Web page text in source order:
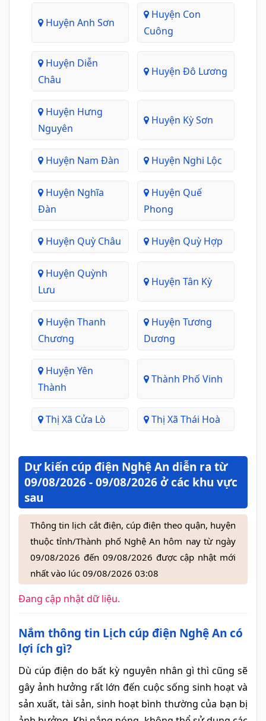
Huyện Anh Sơn
Huyện Con
Cuông
Huyện Diễn
Châu
Huyện Đô Lương
Huyện Hưng
Nguyên
Huyện Kỳ Sơn
Huyện Nam Đàn Huyện Nghi Lộc
Huyện Nghĩa
Đàn
Huyện Quế
Phong
Huyện Quỳ Châu Huyện Quỳ Hợp
Huyện Quỳnh
Lưu
Huyện Tân Kỳ
Huyện Thanh
Chương
Huyện Tương
Dương
Huyện Yên
Thành
Thành Phố Vinh
Thị Xã Cửa Lò Thị Xã Thái Hoà
Dự kiến cúp điện Nghệ An diễn ra từ
09/08/2026 - 09/08/2026 ở các khu vực
sau
Thông tin lịch cắt điện, cúp điện theo quận, huyện
thuộc tỉnh/Thành phố Nghệ An hôm nay từ ngày
09/08/2026 đến 09/08/2026 được cập nhật mới
nhất vào lúc 09/08/2026 03:08
Đang cập nhật dữ liệu.
Nắm thông tin Lịch cúp điện Nghệ An có
lợi ích gì?
Dù cúp điện do bất kỳ nguyên nhân gì thì cũng sẽ
gây ảnh hưởng rất lớn đến cuộc sống sinh hoạt và
sản xuất, tài sản, sinh hoạt bình thường của bạn bị